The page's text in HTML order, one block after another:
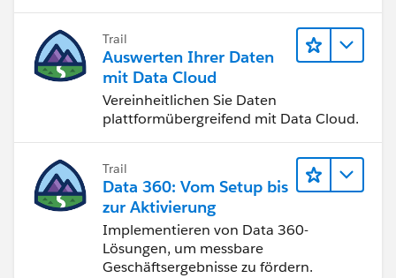
Trail
Auswerten Ihrer Daten
mit Data Cloud
Vereinheitlichen Sie Daten
plattformübergreifend mit Data Cloud.
Trail
Data 360: Vom Setup bis
zur Aktivierung
Implementieren von Data 360-
Lösungen, um messbare
Geschäftsergebnisse zu fördern.